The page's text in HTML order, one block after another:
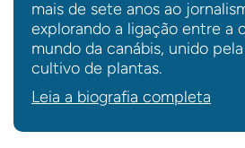
mais de sete anos ao
explorando a ligação entre a
mundo da canábis, unido
cultivo de plantas.
Leia a biografia completa